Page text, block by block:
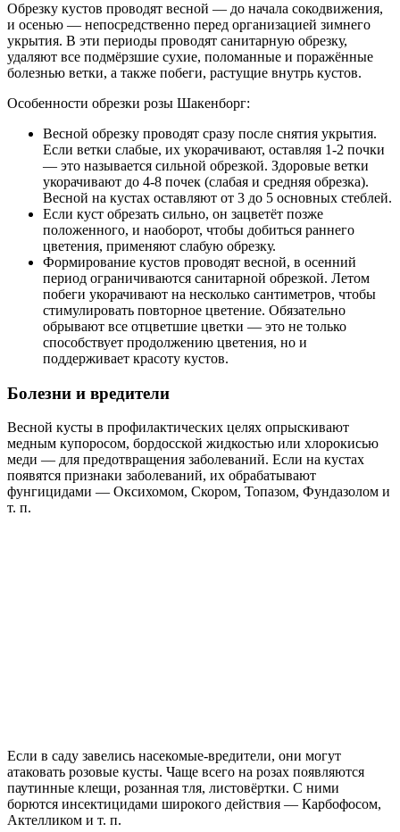
Обрезку кустов проводят весной — до начала сокодвижения,
и осенью — непосредственно перед организацией зимнего
укрытия. В эти периоды проводят санитарную обрезку,
удаляют все подмёрзшие сухие, поломанные и поражённые
болезнью ветки, а также побеги, растущие внутрь кустов.
Особенности обрезки розы Шакенборг:
Весной обрезку проводят сразу после снятия укрытия.
Если ветки слабые, их укорачивают, оставляя 1-2 почки
— это называется сильной обрезкой. Здоровые ветки
укорачивают до 4-8 почек (слабая и средняя обрезка).
Весной на кустах оставляют от 3 до 5 основных стеблей.
Если куст обрезать сильно, он зацветёт позже
положенного, и наоборот, чтобы добиться раннего
цветения, применяют слабую обрезку.
Формирование кустов проводят весной, в осенний
период ограничиваются санитарной обрезкой. Летом
побеги укорачивают на несколько сантиметров, чтобы
стимулировать повторное цветение. Обязательно
обрывают все отцветшие цветки — это не только
способствует продолжению цветения, но и
поддерживает красоту кустов.
Болезни и вредители
Весной кусты в профилактических целях опрыскивают
медным купоросом, бордосской жидкостью или хлорокисью
меди — для предотвращения заболеваний. Если на кустах
появятся признаки заболеваний, их обрабатывают
фунгицидами — Оксихомом, Скором, Топазом, Фундазолом и
т. п.
Если в саду завелись насекомые-вредители, они могут
атаковать розовые кусты. Чаще всего на розах появляются
паутинные клещи, розанная тля, листовёртки. С ними
борются инсектицидами широкого действия — Карбофосом,
Актелликом и т. п.